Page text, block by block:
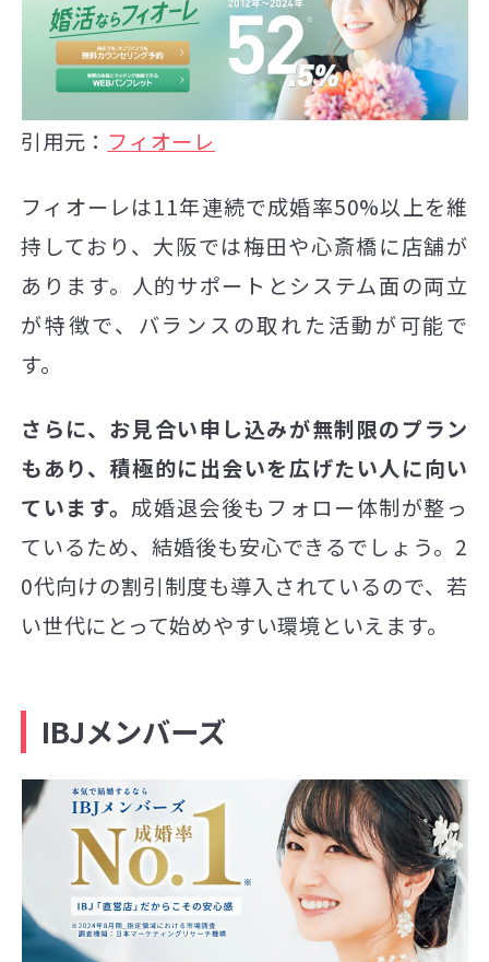
引用元： フィオーレ
フィオーレは11年連続で成婚率50%以上を維
持しており、大阪では梅田や心斎橋に店舗が
あります。人的サポートとシステム面の両立
が特徴で、バランスの取れた活動が可能で
す。
さらに、お見合い申し込みが無制限のプラン
もあり、積極的に出会いを広げたい人に向い
ています。 成婚退会後もフォロー体制が整っ
ているため、結婚後も安心できるでしょう。2
0代向けの割引制度も導入されているので、若
い世代にとって始めやすい環境といえます。
IBJメンバーズ